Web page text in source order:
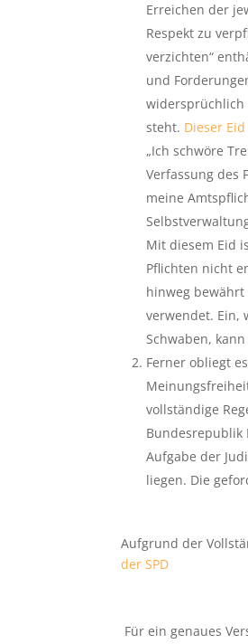
Erreichen der
Respekt zu
verzichten“
und
widersprüchlich
steht. Dieser
„Ich schwöre
Verfassung des
meine
Mit diesem Eid
Pflichten nicht
hinweg
verwendet. Ein,
Schwaben,
Ferner obliegt
vollständige
Bundesrepublik
Aufgabe der
liegen. Die
Aufgrund der
der SPD
Für ein genaues